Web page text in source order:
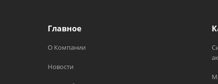
Главное
О Компании
Новости